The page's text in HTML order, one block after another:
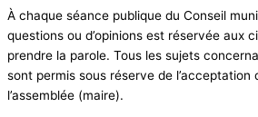
À chaque séance publique du Conseil
questions ou d’opinions est réservée aux
prendre la parole. Tous les sujets
sont permis sous réserve de l’acceptation
l’assemblée (maire).